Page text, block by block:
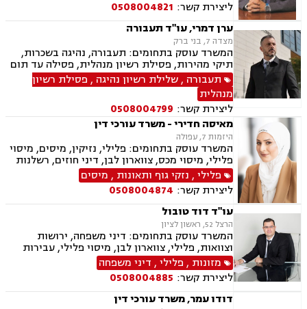
רכוש, ייפוי כוח מתמשך, נוטריון , רשלנות רפואית-
הריון ולידה, לשון הרע, תאונות ספורט, בריאות
הנפש, אובדן כושר עבודה , תאונות תלמידים,
תאונות עקב רשלנות, נזקי רכוש, קבלנות חוזית,
השקעות בחו"ל, דין משמעתי, עובדים זרים, זכויות
נשים בהריון, תכנון ובניה, דיור מוגן, אגודות
שיתופיות, ליקויי בנייה, מושבים וקיבוצים , ועוד
ליצירת קשר: 0508004821
ערן דמרי, עו"ד תעבורה
מצדה 7, בני ברק
המשרד עוסק בתחומים: תעבורה, נהיגה בשכרות,
תיקי מהירות, פסילת רשיון מנהלית, פסילה עד תום
ההליכים המשפטיים, תאונות דרכים, עבירות סמים,
משטרה
תעבורה ,שלילת רשיון נהיגה , פסילת רשיון
מנהלית
ליצירת קשר: 0508004799
מאיסה חדירי - משרד עורכי דין
היזמות 7, עפולה
המשרד עוסק בתחומים: פלילי, נזיקין, מיסים, מיסוי
פלילי, מיסוי מכס, צווארון לבן, דיני חוזים, רשלנות
רפואית, דיני ביטוח, דיני חברות, הוצאה לפועל,
ביטוח לאומי, דיני עבודה, חדלות פירעון, עבירות
מס, תאונות עבודה, תאונות תלמידים, תביעות גזזת
פלילי, נזקי גוף ותאונות , מיסים
ליצירת קשר: 0508004874
עו"ד דוד טובול
הרצל 52, ראשון לציון
המשרד עוסק בתחומים: דיני משפחה, ירושות
וצוואות, פלילי, צווארון לבן, מיסוי פלילי, עבירות
מס, תעבורה, נהיגה בשכרות, שלילת רשיון נהיגה,
נוטריון, נדל"ן, עסקאות מכר דירה, לשון הרע
מזונות , פלילי, דיני משפחה
ליצירת קשר: 0508004885
דודו עמר, משרד עורכי דין